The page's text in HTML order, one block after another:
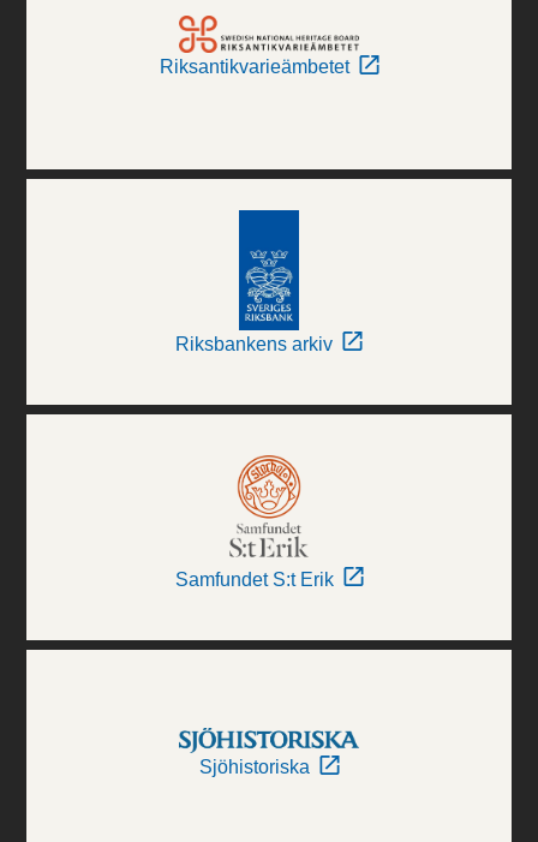
Riksantikvarieämbetet
Riksbankens arkiv
Samfundet S:t Erik
Sjöhistoriska